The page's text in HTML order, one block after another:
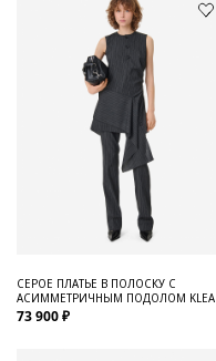
СЕРОЕ ПЛАТЬЕ В ПОЛОСКУ С
АСИММЕТРИЧНЫМ ПОДОЛОМ KLEA
73 900 ₽